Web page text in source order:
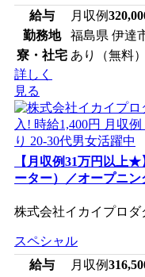
給与
月収例
勤務地
福島県 伊達
寮・社宅 あり（無料）
詳しく
見る
【月収例31万円以上
ーター）／オープニン
株式会社イカイプロ
スペシャル
給与
月収例